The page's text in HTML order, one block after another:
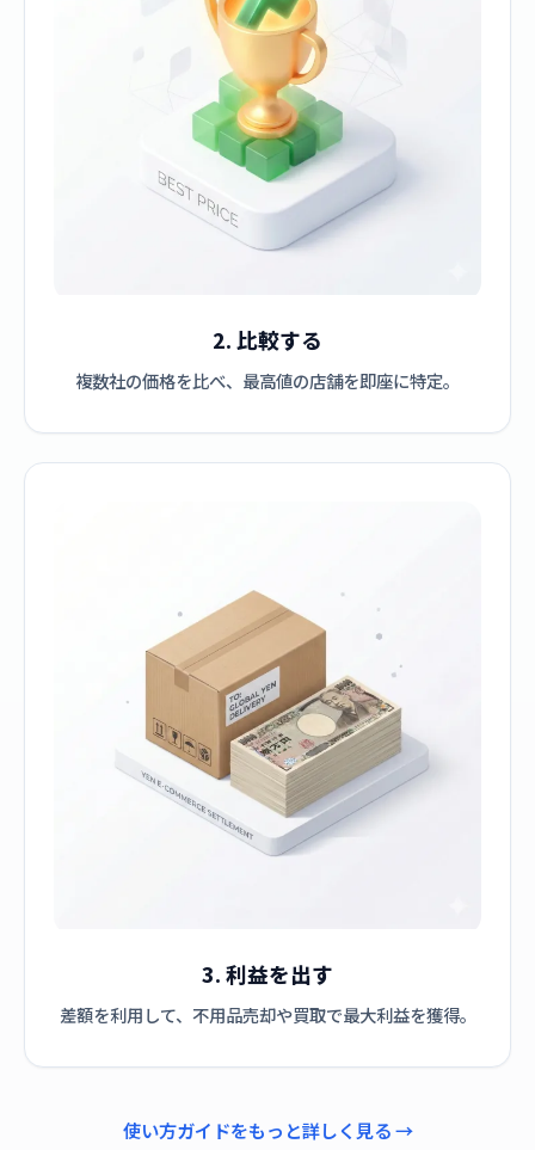
2. 比較する
複数社の価格を比べ、最高値の店舗を即座に特定。
3. 利益を出す
差額を利用して、不用品売却や買取で最大利益を獲得。
使い方ガイドをもっと詳しく見る →